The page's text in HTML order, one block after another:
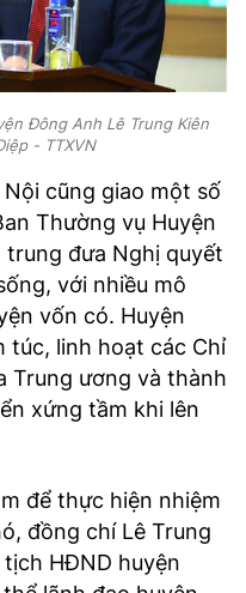
Đông Anh Lê Trung Kiên
- TTXVN
cũng giao một số
Thường vụ Huyện
đưa Nghị quyết
với nhiều mô
vốn có. Huyện
túc, linh hoạt các Chỉ
Trung ương và thành
xứng tầm khi lên
để thực hiện nhiệm
đồng chí Lê Trung
tịch HĐND huyện